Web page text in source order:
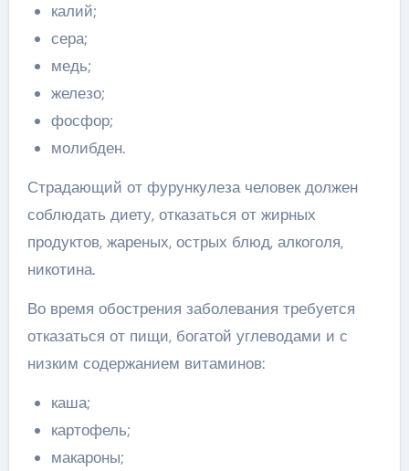
калий;
сера;
медь;
железо;
фосфор;
молибден.
Страдающий от фурункулеза человек должен
соблюдать диету, отказаться от жирных
продуктов, жареных, острых блюд, алкоголя,
никотина.
Во время обострения заболевания требуется
отказаться от пищи, богатой углеводами и с
низким содержанием витаминов:
каша;
картофель;
макароны;